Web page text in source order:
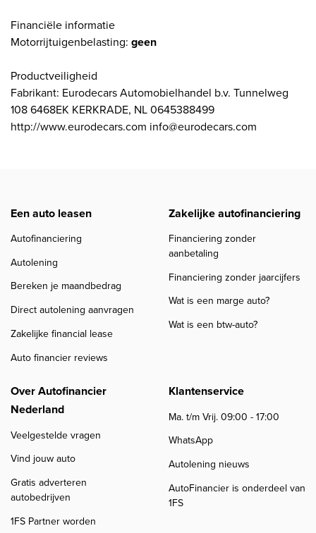
Financiële informatie
Motorrijtuigenbelasting: geen
Productveiligheid
Fabrikant: Eurodecars Automobielhandel b.v. Tunnelweg
108 6468EK KERKRADE, NL 0645388499
http://www.eurodecars.com info@eurodecars.com
Een auto leasen
Autofinanciering
Autolening
Bereken je maandbedrag
Direct autolening aanvragen
Zakelijke financial lease
Auto financier reviews
Zakelijke autofinanciering
Financiering zonder
aanbetaling
Financiering zonder jaarcijfers
Wat is een marge auto?
Wat is een btw-auto?
Over Autofinancier
Nederland
Veelgestelde vragen
Vind jouw auto
Gratis adverteren
autobedrijven
1FS Partner worden
Klantenservice
Ma. t/m Vrij. 09:00 - 17:00
WhatsApp
Autolening nieuws
AutoFinancier is onderdeel van
1FS